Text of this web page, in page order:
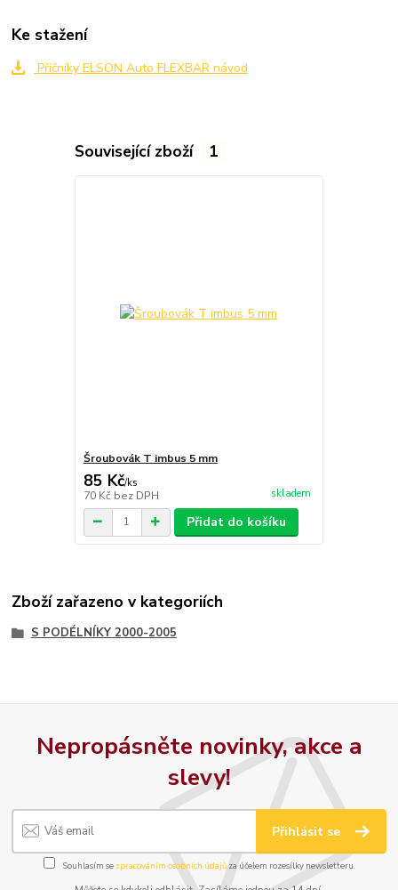
Ke stažení
Příčníky ELSON Auto FLEXBAR návod
Související zboží 1
Šroubovák T imbus 5 mm
85 Kč/ks
70 Kč bez DPH skladem
Přidat do košíku
Zboží zařazeno v kategoriích
S PODÉLNÍKY 2000-2005
Nepropásněte novinky, akce a
slevy!
Přihlásit se
Souhlasím se zpracováním osobních údajůza účelem rozesílky newsletteru.